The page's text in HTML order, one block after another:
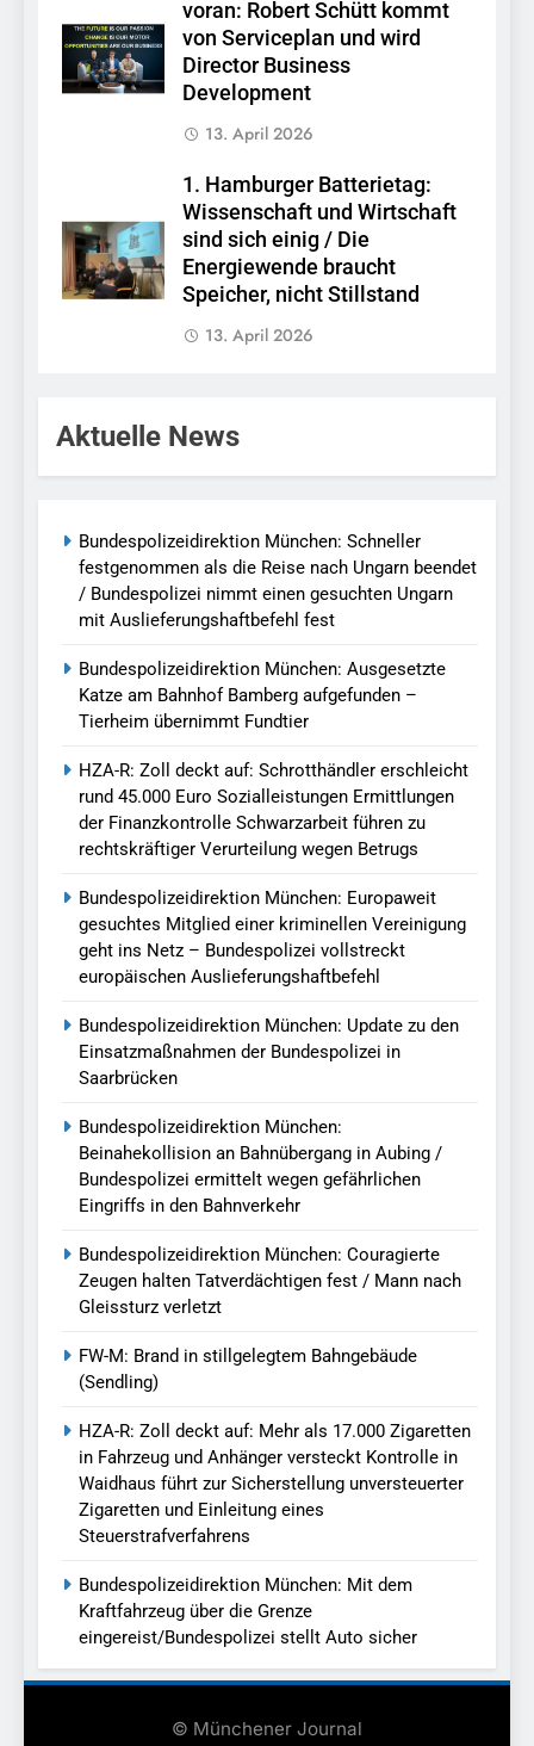
voran: Robert Schütt kommt
von Serviceplan und wird
Director Business
Development
13. April 2026
1. Hamburger Batterietag:
Wissenschaft und Wirtschaft
sind sich einig / Die
Energiewende braucht
Speicher, nicht Stillstand
13. April 2026
Aktuelle News
Bundespolizeidirektion München: Schneller
festgenommen als die Reise nach Ungarn beendet
/ Bundespolizei nimmt einen gesuchten Ungarn
mit Auslieferungshaftbefehl fest
Bundespolizeidirektion München: Ausgesetzte
Katze am Bahnhof Bamberg aufgefunden –
Tierheim übernimmt Fundtier
HZA-R: Zoll deckt auf: Schrotthändler erschleicht
rund 45.000 Euro Sozialleistungen Ermittlungen
der Finanzkontrolle Schwarzarbeit führen zu
rechtskräftiger Verurteilung wegen Betrugs
Bundespolizeidirektion München: Europaweit
gesuchtes Mitglied einer kriminellen Vereinigung
geht ins Netz – Bundespolizei vollstreckt
europäischen Auslieferungshaftbefehl
Bundespolizeidirektion München: Update zu den
Einsatzmaßnahmen der Bundespolizei in
Saarbrücken
Bundespolizeidirektion München:
Beinahekollision an Bahnübergang in Aubing /
Bundespolizei ermittelt wegen gefährlichen
Eingriffs in den Bahnverkehr
Bundespolizeidirektion München: Couragierte
Zeugen halten Tatverdächtigen fest / Mann nach
Gleissturz verletzt
FW-M: Brand in stillgelegtem Bahngebäude
(Sendling)
HZA-R: Zoll deckt auf: Mehr als 17.000 Zigaretten
in Fahrzeug und Anhänger versteckt Kontrolle in
Waidhaus führt zur Sicherstellung unversteuerter
Zigaretten und Einleitung eines
Steuerstrafverfahrens
Bundespolizeidirektion München: Mit dem
Kraftfahrzeug über die Grenze
eingereist/Bundespolizei stellt Auto sicher
© Münchener Journal